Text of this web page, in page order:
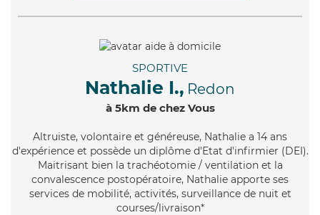
SPORTIVE
Nathalie I., Redon
à 5km de chez Vous
Altruiste, volontaire et généreuse, Nathalie a 14 ans
d'expérience et possède un diplôme d'Etat d'infirmier (DEI).
Maitrisant bien la trachéotomie / ventilation et la
convalescence postopératoire, Nathalie apporte ses
services de mobilité, activités, surveillance de nuit et
courses/livraison*